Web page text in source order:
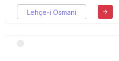
Lehçe-i Osmani